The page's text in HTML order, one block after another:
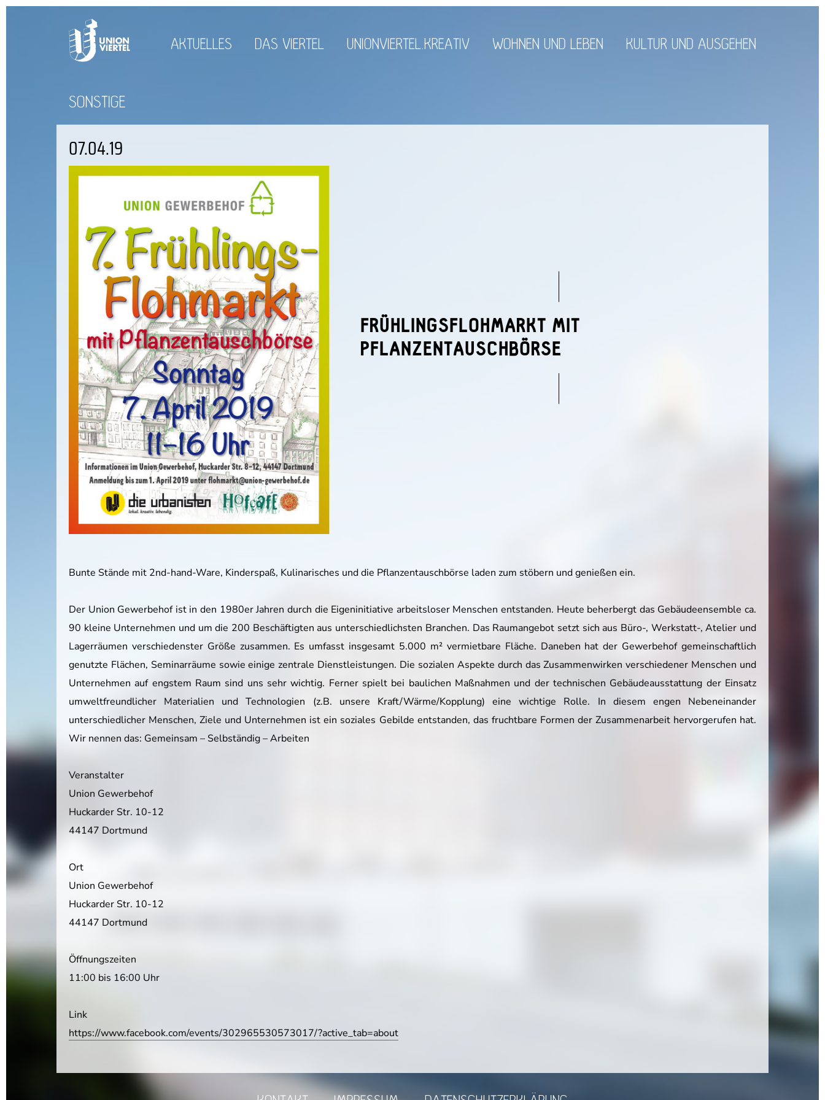
AKTUELLES DAS VIERTEL UNIONVIERTEL.KREATIV WOHNEN UND LEBEN KULTUR UND AUSGEHEN
SONSTIGE
07.04.19
FRÜHLINGSFLOHMARKT MIT
PFLANZENTAUSCHBÖRSE
Bunte Stände mit 2nd-hand-Ware, Kinderspaß, Kulinarisches und die Pflanzentauschbörse laden zum stöbern und genießen ein.
Der Union Gewerbehof ist in den 1980er Jahren durch die Eigeninitiative arbeitsloser Menschen entstanden. Heute beherbergt das Gebäudeensemble ca.
90 kleine Unternehmen und um die 200 Beschäftigten aus unterschiedlichsten Branchen. Das Raumangebot setzt sich aus Büro-, Werkstatt-, Atelier und
Lagerräumen verschiedenster Größe zusammen. Es umfasst insgesamt 5.000 m² vermietbare Fläche. Daneben hat der Gewerbehof gemeinschaftlich
genutzte Flächen, Seminarräume sowie einige zentrale Dienstleistungen. Die sozialen Aspekte durch das Zusammenwirken verschiedener Menschen und
Unternehmen auf engstem Raum sind uns sehr wichtig. Ferner spielt bei baulichen Maßnahmen und der technischen Gebäudeausstattung der Einsatz
umweltfreundlicher Materialien und Technologien (z.B. unsere Kraft/Wärme/Kopplung) eine wichtige Rolle. In diesem engen Nebeneinander
unterschiedlicher Menschen, Ziele und Unternehmen ist ein soziales Gebilde entstanden, das fruchtbare Formen der Zusammenarbeit hervorgerufen hat.
Wir nennen das: Gemeinsam – Selbständig – Arbeiten
Veranstalter
Union Gewerbehof
Huckarder Str. 10-12
44147 Dortmund
Ort
Union Gewerbehof
Huckarder Str. 10-12
44147 Dortmund
Öffnungszeiten
11:00 bis 16:00 Uhr
Link
https://www.facebook.com/events/302965530573017/?active_tab=about